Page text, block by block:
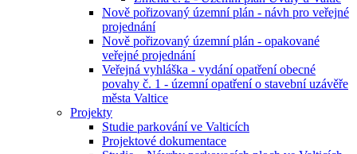
Nově pořizovaný územní plán - návh pro veřejné
projednání
Nově pořizovaný územní plán - opakované
veřejné projednání
Veřejná vyhláška - vydání opatření obecné
povahy č. 1 - územní opatření o stavební uzávěře
města Valtice
Projekty
Studie parkování ve Valticích
Projektové dokumentace